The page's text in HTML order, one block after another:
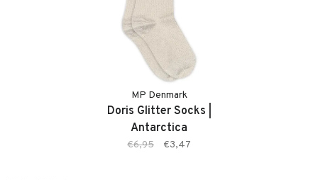
• Subtiele glitterstructuur
• Ingeweven bloemmotief
• Zachte en comfortabele kwaliteit
• Geschikt voor dagelijks gebruik en feestelijke momenten
MP Denmark
Doris Glitter Socks |
Antarctica
€6,95 €3,47